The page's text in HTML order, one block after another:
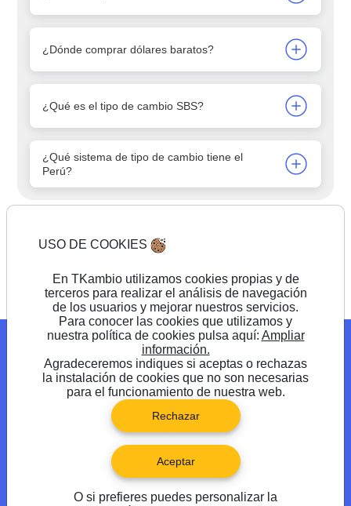
¿Dónde comprar dólares baratos?
¿Qué es el tipo de cambio SBS?
¿Qué sistema de tipo de cambio tiene el
Perú?
Comienza a cambiar
USO DE COOKIES
En TKambio utilizamos cookies propias y de
terceros para realizar el análisis de navegación
de los usuarios y mejorar nuestros servicios.
Para conocer las cookies que utilizamos y
nuestra política de cookies pulsa aquí: Ampliar
información.
Agradeceremos indiques si aceptas o rechazas
la instalación de cookies que no son necesarias
para el funcionamiento de nuestra web.
Rechazar
Aceptar
O si prefieres puedes personalizar la
Blog Promociones Preguntas frecuentes
Síguenos en
®TKambio